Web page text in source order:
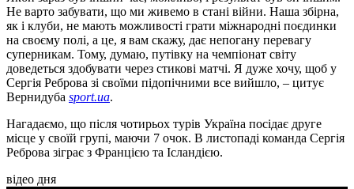
Не варто забувати, що ми живемо в стані війни. Наша збірна,
як і клуби, не мають можливості грати міжнародні поєдинки
на своєму полі, а це, я вам скажу, дає непогану перевагу
суперникам. Тому, думаю, путівку на чемпіонат світу
доведеться здобувати через стикові матчі. Я дуже хочу, щоб у
Сергія Реброва зі своїми підопічними все вийшло, – цитує
Вернидуба sport.ua.
Нагадаємо, що після чотирьох турів Україна посідає друге
місце у своїй групі, маючи 7 очок. В листопаді команда Сергія
Реброва зіграє з Францією та Ісландією.
відео дня